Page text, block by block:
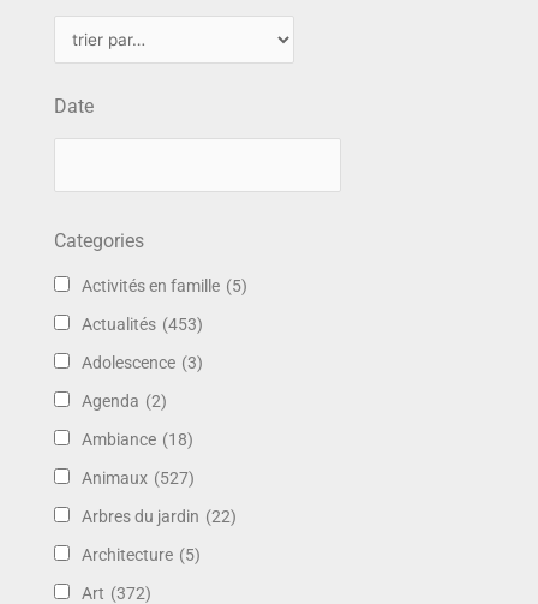
Date
Categories
Activités en famille (5)
Actualités (453)
Adolescence (3)
Agenda (2)
Ambiance (18)
Animaux (527)
Arbres du jardin (22)
Architecture (5)
Art (372)